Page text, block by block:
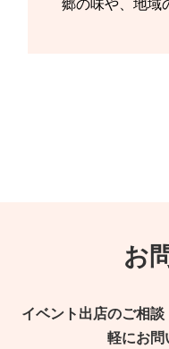
郷の味や、地域
お
イベント出店のご相
軽にお問